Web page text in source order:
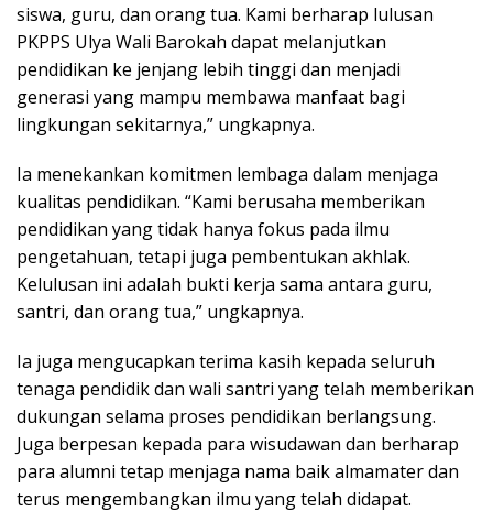
siswa, guru, dan orang tua. Kami berharap lulusan
PKPPS Ulya Wali Barokah dapat melanjutkan
pendidikan ke jenjang lebih tinggi dan menjadi
generasi yang mampu membawa manfaat bagi
lingkungan sekitarnya,” ungkapnya.
Ia menekankan komitmen lembaga dalam menjaga
kualitas pendidikan. “Kami berusaha memberikan
pendidikan yang tidak hanya fokus pada ilmu
pengetahuan, tetapi juga pembentukan akhlak.
Kelulusan ini adalah bukti kerja sama antara guru,
santri, dan orang tua,” ungkapnya.
Ia juga mengucapkan terima kasih kepada seluruh
tenaga pendidik dan wali santri yang telah memberikan
dukungan selama proses pendidikan berlangsung.
Juga berpesan kepada para wisudawan dan berharap
para alumni tetap menjaga nama baik almamater dan
terus mengembangkan ilmu yang telah didapat.